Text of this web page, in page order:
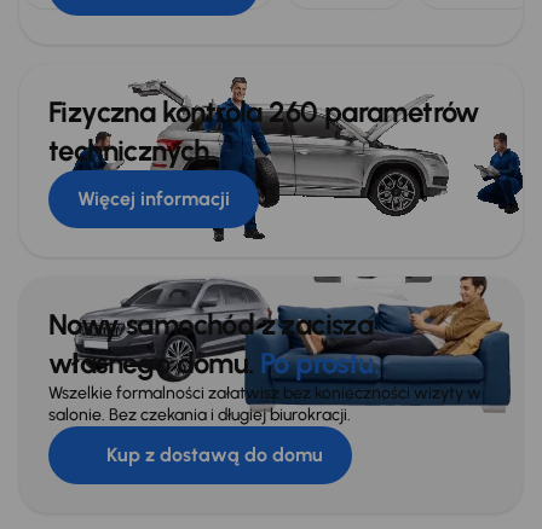
Fizyczna kontrola 260 parametrów
technicznych
Więcej informacji
Nowy samochód z zacisza
własnego domu. Po prostu.
Wszelkie formalności załatwisz bez konieczności wizyty w
salonie. Bez czekania i długiej biurokracji.
Kup z dostawą do domu